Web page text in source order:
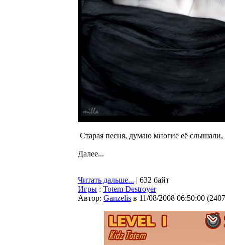
Старая песня, думаю многие её слышали,
Далее...
Читать дальше... | 632 байт
Игры : Totem Destroyer
Автор: Ganzelis в 11/08/2008 06:50:00 (